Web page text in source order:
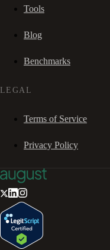
Tools
Blog
Benchmarks
LEGAL
Terms of Service
Privacy Policy